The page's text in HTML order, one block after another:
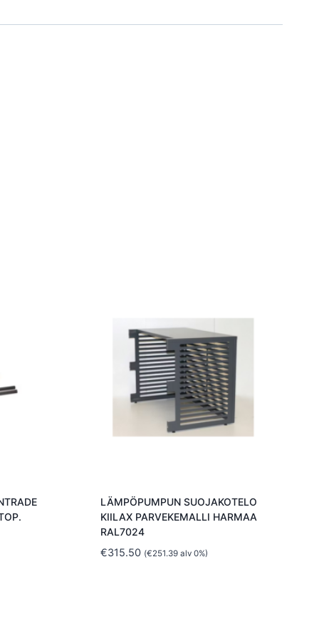
LÄMPÖPUMPUN SUOJAKOTELO
KIILAX PARVEKEMALLI HARMAA
RAL7024
€315.50 (€251.39 alv 0%)